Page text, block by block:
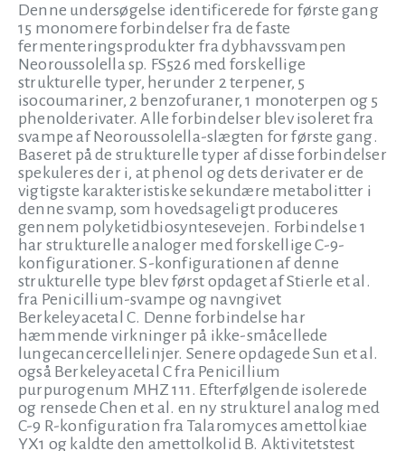
Denne undersøgelse identificerede for første gang
15 monomere forbindelser fra de faste
fermenteringsprodukter fra dybhavssvampen
Neoroussolella sp. FS526 med forskellige
strukturelle typer, herunder 2 terpener, 5
isocoumariner, 2 benzofuraner, 1 monoterpen og 5
phenolderivater. Alle forbindelser blev isoleret fra
svampe af Neoroussolella-slægten for første gang.
Baseret på de strukturelle typer af disse forbindelser
spekuleres der i, at phenol og dets derivater er de
vigtigste karakteristiske sekundære metabolitter i
denne svamp, som hovedsageligt produceres
gennem polyketidbiosyntesevejen. Forbindelse 1
har strukturelle analoger med forskellige C-9-
konfigurationer. S-konfigurationen af denne
strukturelle type blev først opdaget af Stierle et al.
fra Penicillium-svampe og navngivet
Berkeleyacetal C. Denne forbindelse har
hæmmende virkninger på ikke-småcellede
lungecancercellelinjer. Senere opdagede Sun et al.
også Berkeleyacetal C fra Penicillium
purpurogenum MHZ 111. Efterfølgende isolerede
og rensede Chen et al. en ny strukturel analog med
C-9 R-konfiguration fra Talaromyces amettolkiae
YX1 og kaldte den amettolkolid B. Aktivitetstest